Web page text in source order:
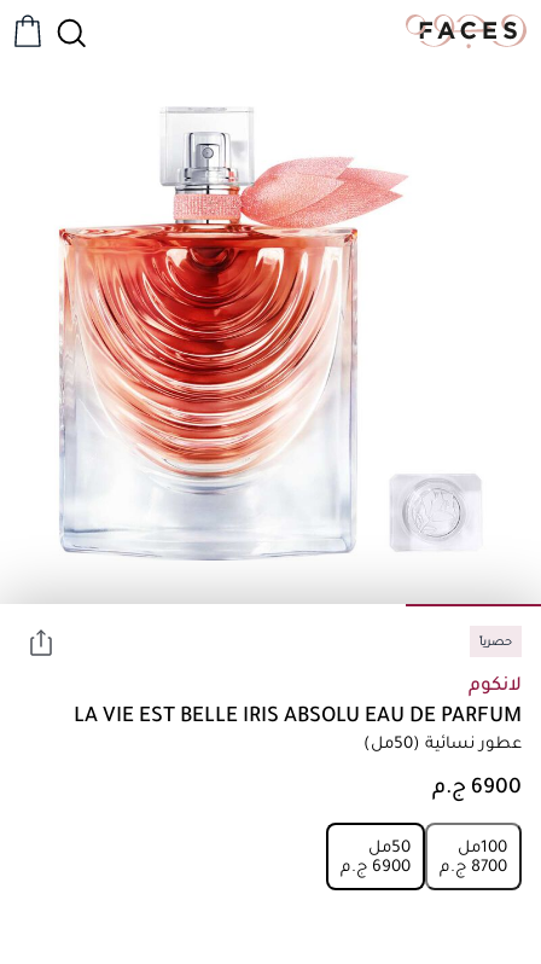
حصرياً
لانكوم
LA VIE EST BELLE IRIS ABSOLU EAU DE PARFUM
عطور نسائية (50مل)
100مل
⁦8700⁩ ج.م
50مل
⁦6900⁩ ج.م